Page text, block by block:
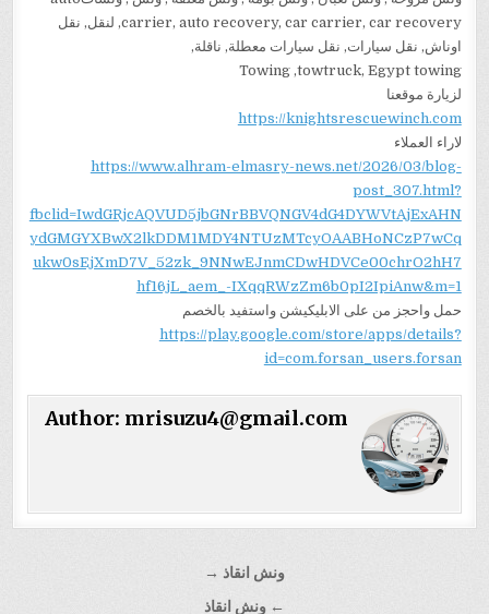
carrier, auto recovery, car carrier, car recovery, لنقل, نقل
اوناش, نقل سيارات, نقل سيارات معطلة, ناقلة,
Towing ,towtruck, Egypt towing
لزيارة موقعنا
https://knightsrescuewinch.com
لاراء العملاء
https://www.alhram-elmasry-news.net/2026/03/blog-
post_307.html?
fbclid=IwdGRjcAQVUD5jbGNrBBVQNGV4dG4DYWVtAjExAHN
ydGMGYXBwX2lkDDM1MDY4NTUzMTcyOAABHoNCzP7wCq
ukw0sEjXmD7V_52zk_9NNwEJnmCDwHDVCe00chrO2hH7
hf16jL_aem_-IXqqRWzZm6b0pI2IpiAnw&m=1
حمل واحجز من على الابليكيشن واستفيد بالخصم
https://play.google.com/store/apps/details?
id=com.forsan_users.forsan
Author: mrisuzu4@gmail.com
ونش انقاذ →
← ونش انقاذ